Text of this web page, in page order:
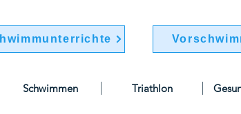
Schwimmen Triathlon